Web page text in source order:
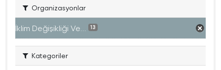
Organizasyonlar
İklim Değişikliği Ve... 13
Kategoriler